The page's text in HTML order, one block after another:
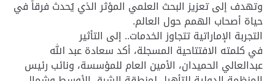
وتهدف إلى تعزيز البحث العلمي المؤثر الذي يُحدث فرقاً في
حياة أصحاب الهمم حول العالم.
التجربة الإماراتية تتجاوز الخدمات.. إلى التأثير
في كلمته الافتتاحية المسجلة، أكد سعادة عبد الله
عبدالعالي الحميدان، الأمين العام للمؤسسة، ونائب رئيس